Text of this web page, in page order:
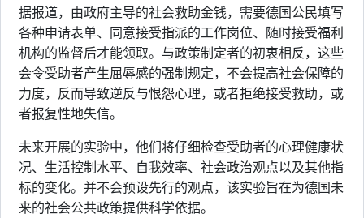
据报道，由政府主导的社会救助金钱，需要德国公民填写
各种申请表单、同意接受指派的工作岗位、随时接受福利
机构的监督后才能领取。与政策制定者的初衷相反，这些
会令受助者产生屈辱感的强制规定，不会提高社会保障的
力度，反而导致逆反与恨怨心理，或者拒绝接受救助，或
者报复性地失信。
未来开展的实验中，他们将仔细检查受助者的心理健康状
况、生活控制水平、自我效率、社会政治观点以及其他指
标的变化。并不会预设先行的观点，该实验旨在为德国未
来的社会公共政策提供科学依据。